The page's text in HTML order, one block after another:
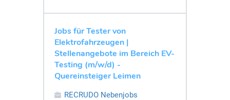
Jobs für Tester von
Elektrofahrzeugen |
Stellenangebote im Bereich EV-
Testing (m/w/d) -
Quereinsteiger Leimen
RECRUDO Nebenjobs